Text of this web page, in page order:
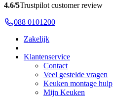
4.6/5Trustpilot customer review
088 0101200
Zakelijk
Klantenservice
Contact
Veel gestelde vragen
Keuken montage hulp
Mijn Keuken